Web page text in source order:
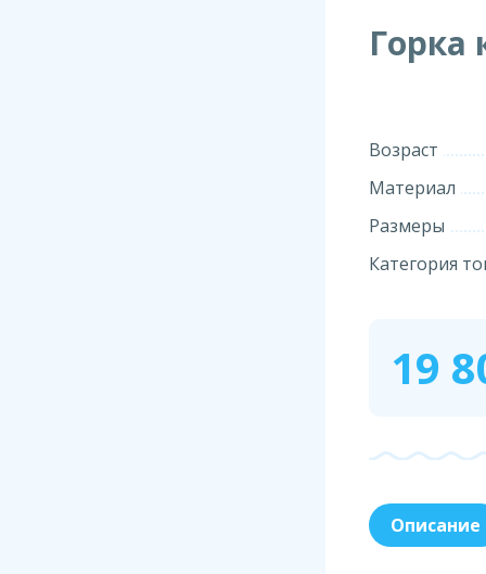
Горка
Возраст
Материал
Размеры
Категория
19
Описание